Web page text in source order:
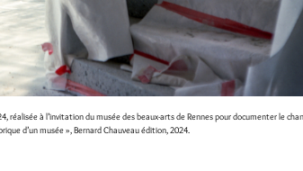
réalisée à l’invitation du musée des beaux-arts de Rennes pour documenter le
d’un musée », Bernard Chauveau édition, 2024.